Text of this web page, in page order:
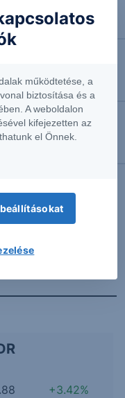
várva
+3.42%
működtetése, a
biztosítása és a
A weboldalon
kifejezetten az
el Önnek.